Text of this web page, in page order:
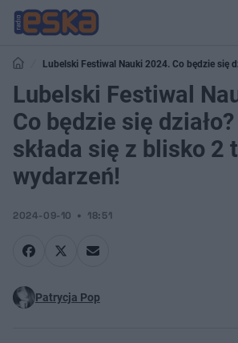
Lubelski Festiwal Nauki 2024. Co będzie się
blisko 2 tys. wydarzeń!
Lubelski Festiwal
Co będzie się
składa się z blisko 2
wydarzeń!
2024-09-10 18:51
Patrycja Pop